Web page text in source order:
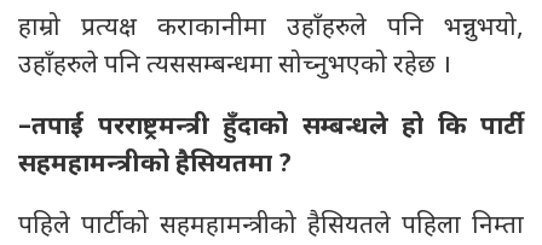
हाम्रो प्रत्यक्ष कराकानीमा उहाँहरुले पनि भन्नुभयो,
उहाँहरुले पनि त्यससम्बन्धमा सोच्नुभएको रहेछ ।
–तपाईं परराष्ट्रमन्त्री हुँदाको सम्बन्धले हो कि पार्टी
सहमहामन्त्रीको हैसियतमा ?
पहिले पार्टीको सहमहामन्त्रीको हैसियतले पहिला निम्ता